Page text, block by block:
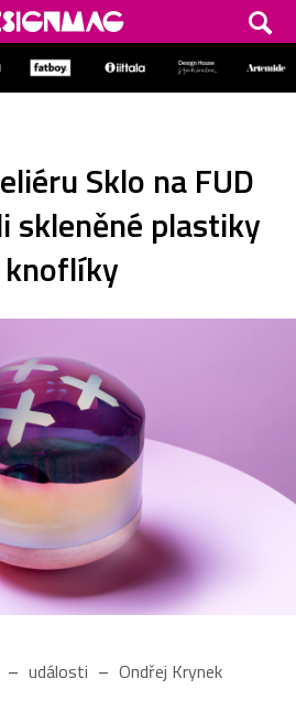
Sklo na FUD
skleněné plastiky
události Ondřej Krynek